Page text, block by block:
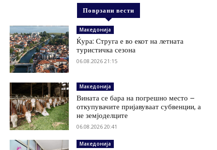
Поврзани вести
Македонија
Ќура: Струга е во екот на летната
туристичка сезона
06.08.2026 21:15
Македонија
Вината се бара на погрешно место –
откупувачите пријавуваат субвенции, а
не земјоделците
06.08.2026 20:41
Македонија